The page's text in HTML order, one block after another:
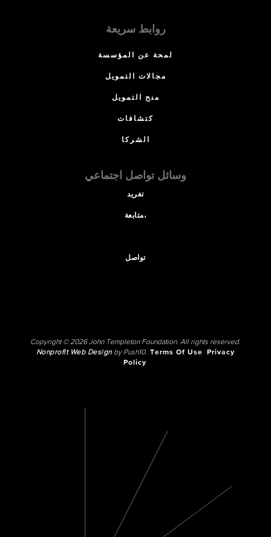
روابط سريعة
لمحة عن المؤسسة
مجالات التمويل
منح التمويل
كتشافات
الشركا
وسائل تواصل اجتماعي
تغريد
متابعة،
تواصل
Copyright © 2026 John Templeton Foundation. All rights reserved.
Nonprofit Web Designby Push10. Terms Of Use
Privacy
Policy